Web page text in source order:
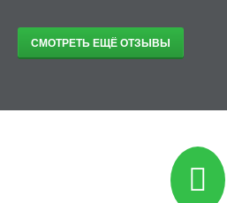
СМОТРЕТЬ ЕЩЁ ОТЗЫВЫ